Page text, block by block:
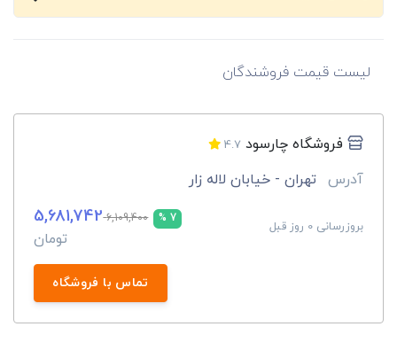
لیست قیمت فروشندگان
فروشگاه چارسود 4.7
آدرس تهران - خیابان لاله زار
بروزرسانی 0 روز قبل
7 %
6,109,400
5,681,742
تومان
تماس با فروشگاه